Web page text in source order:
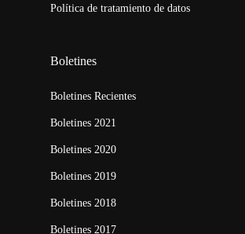
Política de tratamiento de datos
Boletines
Boletines Recientes
Boletines 2021
Boletines 2020
Boletines 2019
Boletines 2018
Boletines 2017